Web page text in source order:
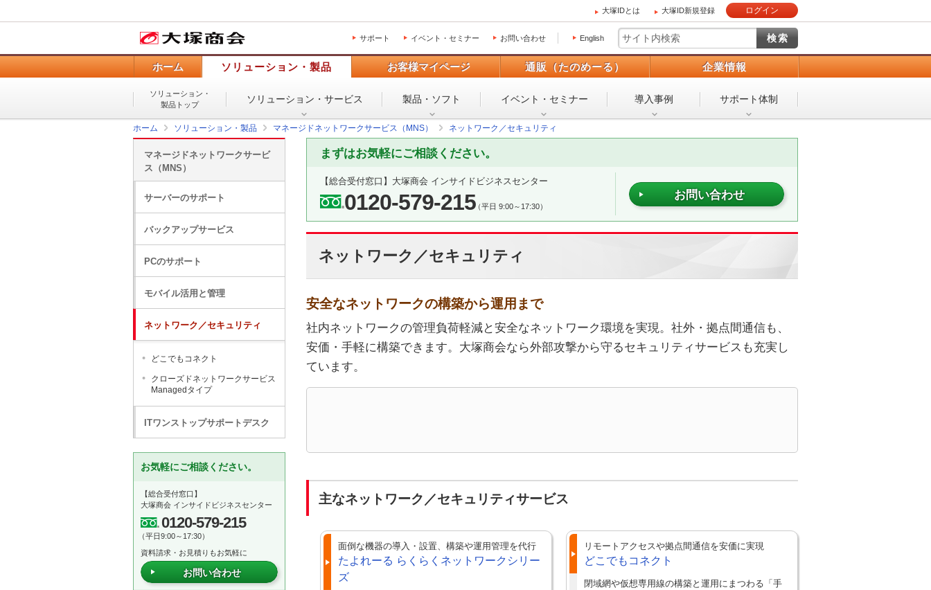
大塚IDとは 大塚ID新規登録 ログイン
サポート イベント・セミナー お問い合わせ English
ホーム ソリューション・製品 お客様マイページ 通販（たのめーる） 企業情報
ソリューション・
製品トップ
ソリューション・ サービス 製品・ソフト イベント・ セミナー 導入事例 サポート体制
ホーム ソリューション・製品 マネージドネットワークサービス（MNS） ネットワーク／セキュリティ
まずはお気軽にご相談ください。
【総合受付窓口】 大塚商会 インサイドビジネスセンター
0120-579-215（平日 9:00～17:30）
お問い合わせ
ネットワーク／セキュリティ
安全なネットワークの構築から運用まで
社内ネットワークの管理負荷軽減と安全なネットワーク環境を実現。社外・拠点間通信も、
安価・手軽に構築できます。大塚商会なら外部攻撃から守るセキュリティサービスも充実し
ています。
主なネットワーク／セキュリティサービス
面倒な機器の導入・設置、構築や運用管理を代行
たよれーる らくらくネットワークシリー
ズ
リモートアクセスや拠点間通信を安価に実現
どこでもコネクト
閉域網や仮想専用線の構築と運用にまつわる「手
マネージドネットワークサービ
ス（MNS）
サーバーのサポート
バックアップサービス
PCのサポート
モバイル活用と管理
ネットワーク／セキュリティ
どこでもコネクト
クローズドネットワークサービス
Managedタイプ
ITワンストップサポートデスク
お気軽にご相談ください。
【総合受付窓口】
大塚商会 インサイドビジネスセンター
0120-579-215
（平日9:00～17:30）
資料請求・お見積りもお気軽に
お問い合わせ